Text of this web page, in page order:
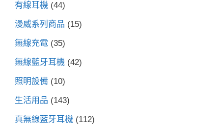
有線耳機 (44)
漫威系列商品 (15)
無線充電 (35)
無線藍牙耳機 (42)
照明設備 (10)
生活用品 (143)
真無線藍牙耳機 (112)